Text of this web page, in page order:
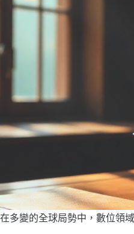
在多變的全球局勢中，數位領